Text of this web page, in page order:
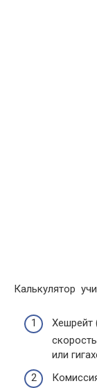
Калькулятор
Хешрейт
или